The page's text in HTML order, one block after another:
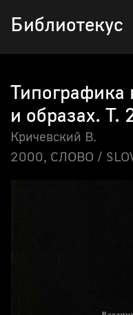
Библиотекус
Типографика
и образах. Т.
Кричевский В.
2000, СЛОВО /